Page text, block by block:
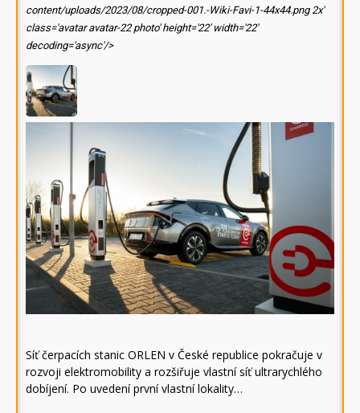
content/uploads/2023/08/cropped-001.-Wiki-Favi-1-44x44.png 2x'
class='avatar avatar-22 photo' height='22' width='22'
decoding='async'/>
Síť čerpacích stanic ORLEN v České republice pokračuje v
rozvoji elektromobility a rozšiřuje vlastní síť ultrarychlého
dobíjení. Po uvedení první vlastní lokality…